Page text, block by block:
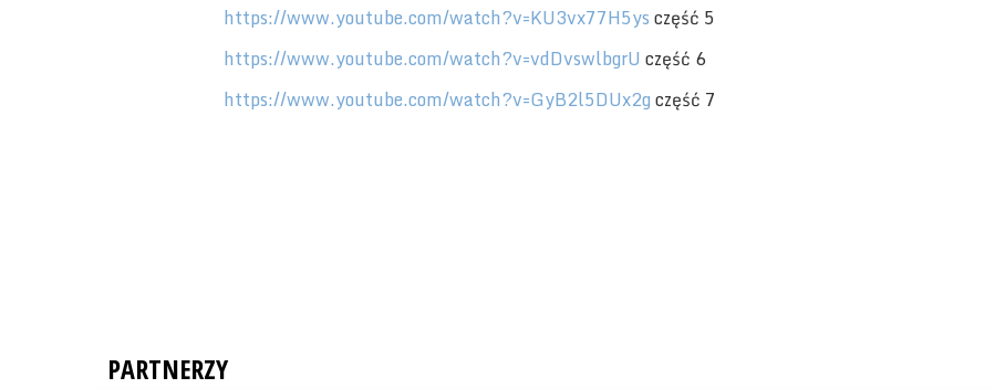
https://www.youtube.com/watch?v=KU3vx77H5ysczęść 5
https://www.youtube.com/watch?v=vdDvswlbgrU część 6
https://www.youtube.com/watch?v=GyB2l5DUx2gczęść 7
PARTNERZY